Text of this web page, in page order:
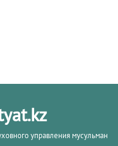
управления мусульман